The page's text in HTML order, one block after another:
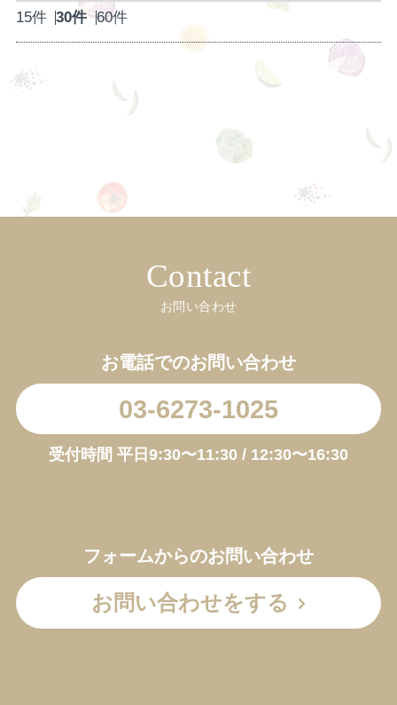
15件 30件 60件
Contact
お問い合わせ
お電話でのお問い合わせ
03-6273-1025
受付時間 平日9:30〜11:30 / 12:30〜16:30
フォームからのお問い合わせ
お問い合わせをする